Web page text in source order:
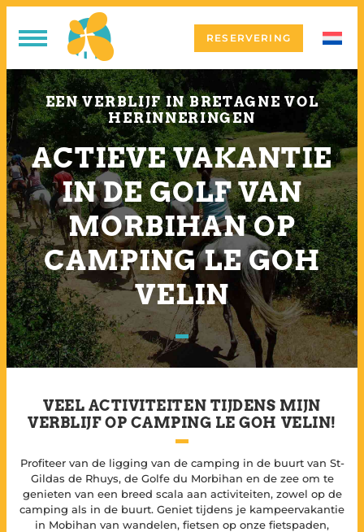
RESERVERING
EEN VERBLIJF IN BRETAGNE VOL
HERINNERINGEN
ACTIEVE VAKANTIE
IN DE GOLF VAN
MORBIHAN OP
CAMPING LE GOH
VELIN
VEEL ACTIVITEITEN TIJDENS MIJN
VERBLIJF OP CAMPING LE GOH VELIN!
Profiteer van de ligging van de camping in de buurt van St-
Gildas de Rhuys, de Golfe du Morbihan en de zee om te
genieten van een breed scala aan activiteiten, zowel op de
camping als in de buurt. Geniet tijdens je kampeervakantie
in Mobihan van wandelen, fietsen op onze fietspaden,